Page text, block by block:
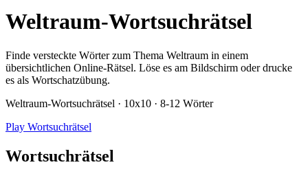
Weltraum-Wortsuchrätsel
Finde versteckte Wörter zum Thema Weltraum in einem
übersichtlichen Online-Rätsel. Löse es am Bildschirm oder drucke
es als Wortschatzübung.
Weltraum-Wortsuchrätsel · 10x10 · 8-12 Wörter
Play Wortsuchrätsel
Wortsuchrätsel